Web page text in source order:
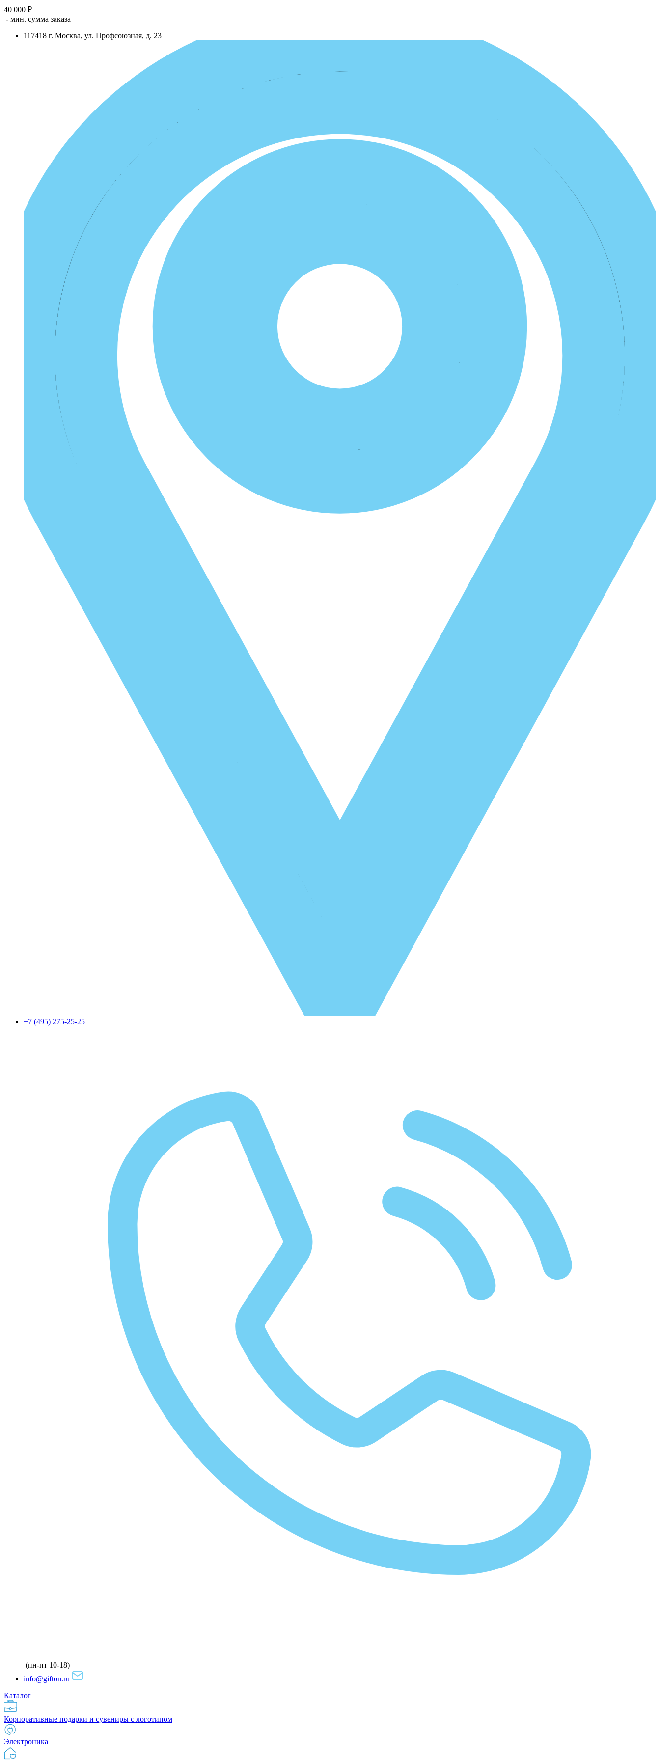
40 000 ₽
- мин. сумма заказа
117418 г. Москва, ул. Профсоюзная, д. 23
+7 (495) 275-25-25
(пн-пт 10-18)
info@gifton.ru
Каталог
Корпоративные подарки и сувениры с логотипом
Электроника